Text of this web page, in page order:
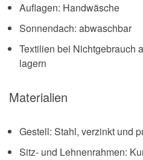
Auflagen: Handwäsche
Sonnendach: abwaschbar
Textilien bei Nichtgebrauch
lagern
Materialien
Gestell: Stahl, verzinkt und
Sitz- und Lehnenrahmen: